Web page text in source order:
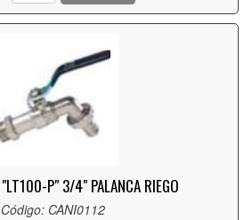
"LT100-P" 3/4" PALANCA RIEGO
Código: CANI0112